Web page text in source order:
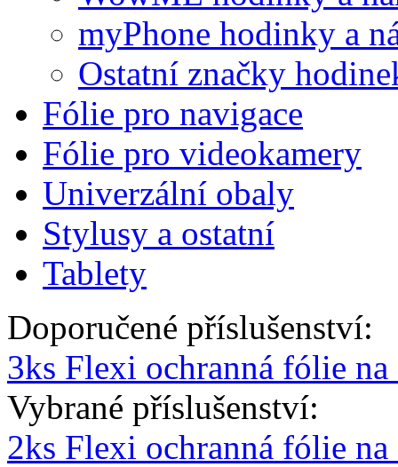
myPhone hodinky a
Ostatní značky
Fólie pro navigace
Fólie pro videokamery
Univerzální obaly
Stylusy a ostatní
Tablety
Doporučené příslušenství:
3ks Flexi ochranná fólie
Vybrané příslušenství:
2ks Flexi ochranná fólie